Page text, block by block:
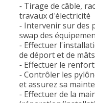
- Tirage de câble,
travaux d'électricité
- Intervenir sur des
swap des
- Effectuer
de déport et de mâts
- Effectuer le
- Contrôler les
et assurez sa
- Effectuer de la